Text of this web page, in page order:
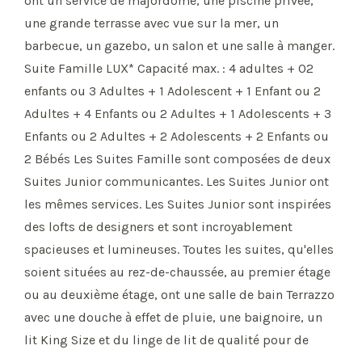
une grande terrasse avec vue sur la mer, un
barbecue, un gazebo, un salon et une salle à manger.
Suite Famille LUX* Capacité max. : 4 adultes + 02
enfants ou 3 Adultes + 1 Adolescent + 1 Enfant ou 2
Adultes + 4 Enfants ou 2 Adultes + 1 Adolescents + 3
Enfants ou 2 Adultes + 2 Adolescents + 2 Enfants ou
2 Bébés Les Suites Famille sont composées de deux
Suites Junior communicantes. Les Suites Junior ont
les mêmes services. Les Suites Junior sont inspirées
des lofts de designers et sont incroyablement
spacieuses et lumineuses. Toutes les suites, qu'elles
soient situées au rez-de-chaussée, au premier étage
ou au deuxième étage, ont une salle de bain Terrazzo
avec une douche à effet de pluie, une baignoire, un
lit King Size et du linge de lit de qualité pour de